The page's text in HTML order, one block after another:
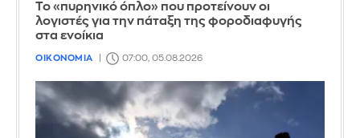
Το «πυρηνικό όπλο» που προτείνουν οι
λογιστές για την πάταξη της φοροδιαφυγής
στα ενοίκια
ΟΙΚΟΝΟΜΙΑ 07:00, 05.08.2026